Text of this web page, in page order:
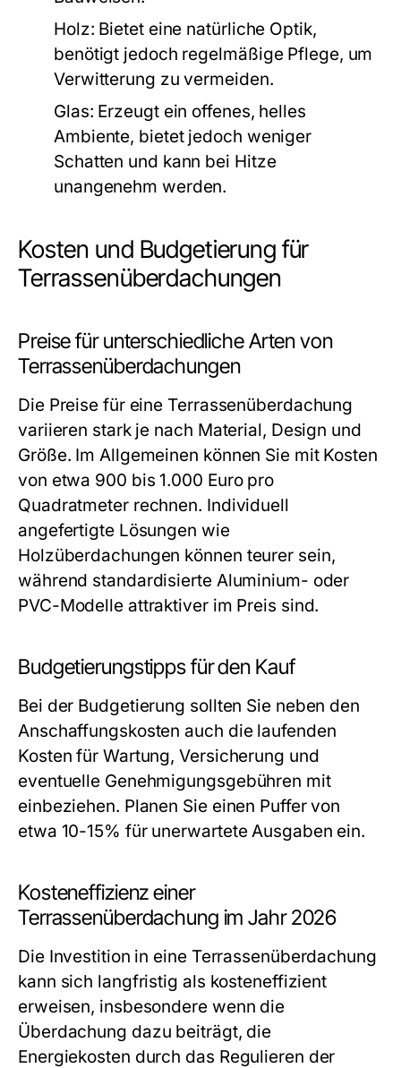
Holz: Bietet eine natürliche Optik,
benötigt jedoch regelmäßige Pflege, um
Verwitterung zu vermeiden.
Glas: Erzeugt ein offenes, helles
Ambiente, bietet jedoch weniger
Schatten und kann bei Hitze
unangenehm werden.
Kosten und Budgetierung für
Terrassenüberdachungen
Preise für unterschiedliche Arten von
Terrassenüberdachungen
Die Preise für eine Terrassenüberdachung
variieren stark je nach Material, Design und
Größe. Im Allgemeinen können Sie mit Kosten
von etwa 900 bis 1.000 Euro pro
Quadratmeter rechnen. Individuell
angefertigte Lösungen wie
Holzüberdachungen können teurer sein,
während standardisierte Aluminium- oder
PVC-Modelle attraktiver im Preis sind.
Budgetierungstipps für den Kauf
Bei der Budgetierung sollten Sie neben den
Anschaffungskosten auch die laufenden
Kosten für Wartung, Versicherung und
eventuelle Genehmigungsgebühren mit
einbeziehen. Planen Sie einen Puffer von
etwa 10-15% für unerwartete Ausgaben ein.
Kosteneffizienz einer
Terrassenüberdachung im Jahr 2026
Die Investition in eine Terrassenüberdachung
kann sich langfristig als kosteneffizient
erweisen, insbesondere wenn die
Überdachung dazu beiträgt, die
Energiekosten durch das Regulieren der